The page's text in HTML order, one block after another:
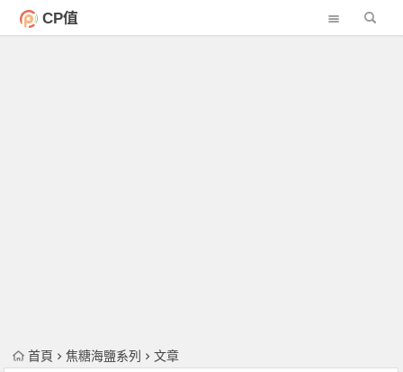
CP值
首頁 焦糖海鹽系列 文章